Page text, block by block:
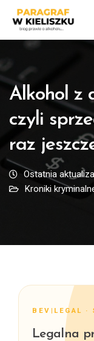
Alkohol z
czyli
raz
Ostatnia
Kroniki
BEV|LEGAL ·
Legalna